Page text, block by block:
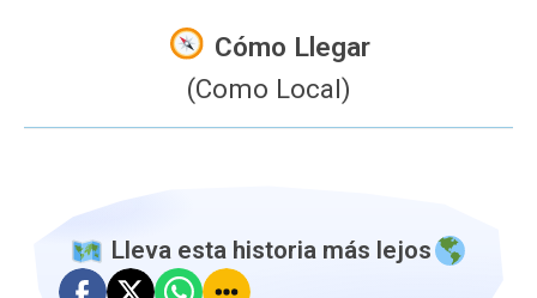
Cómo Llegar
(Como Local)
️ Lleva esta historia más lejos